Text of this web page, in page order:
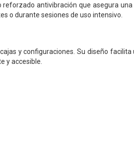
antivibración que asegura
o durante sesiones de uso intensivo.
y configuraciones. Su diseño facilita
y accesible.